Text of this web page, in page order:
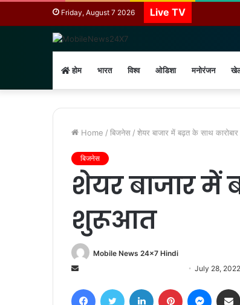
Friday, August 7 2026 Live TV
होम भारत विश्व ओडिशा मनोरंजन
Home / बिजनेस / शेयर बाजार में बढ़त के साथ
बिजनेस
शेयर बाजार में
शुरूआत
Mobile News 24x7 Hindi
Send
email
July 28, 2022
FacebookTwitter LinkedIn Pinterest